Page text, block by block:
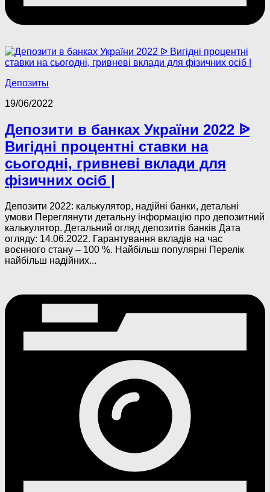
Депозиты
19/06/2022
Депозити в банках України 2022 ᐉ
Вигідні процентні ставки на
сьогодні, гривневі вклади для
фізичних осіб |
Депозити 2022: калькулятор, надійні банки, детальні
умови Переглянути детальну інформацію про депозитний
калькулятор. Детальний огляд депозитів банків Дата
огляду: 14.06.2022. Гарантування вкладів на час
воєнного стану – 100 %. Найбільш популярні Перелік
найбільш надійних...